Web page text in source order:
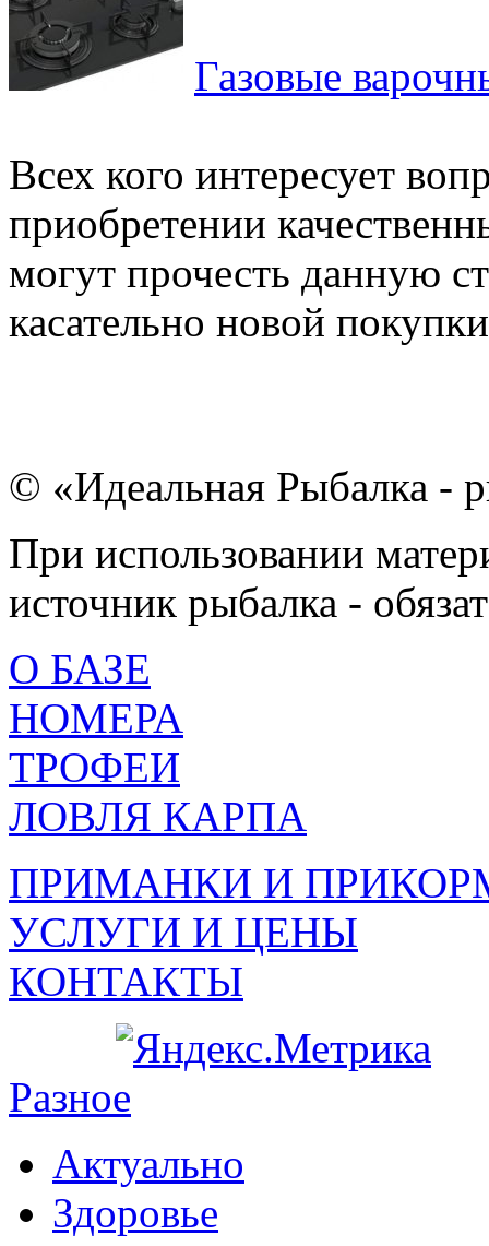
Газовые
Всех кого интересует
приобретении
могут прочесть данную
касательно новой
© «Идеальная Рыбалка -
При использовании
источник рыбалка -
О БАЗЕ
НОМЕРА
ТРОФЕИ
ЛОВЛЯ КАРПА
ПРИМАНКИ И
УСЛУГИ И ЦЕНЫ
КОНТАКТЫ
Разное
Актуально
Здоровье